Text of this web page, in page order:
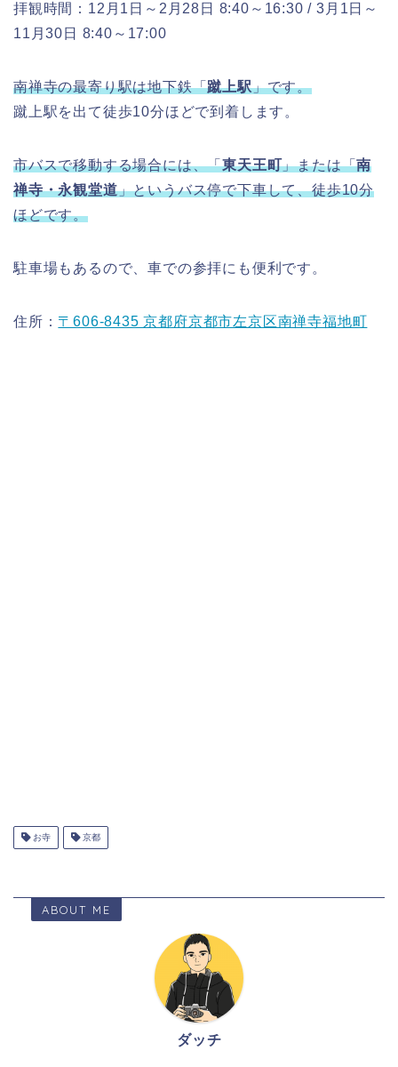
拝観時間：12月1日～2月28日 8:40～16:30 / 3月1日～
11月30日 8:40～17:00
南禅寺の最寄り駅は地下鉄「蹴上駅」です。
蹴上駅を出て徒歩10分ほどで到着します。
市バスで移動する場合には、「東天王町」または「南
禅寺・永観堂道」というバス停で下車して、徒歩10分
ほどです。
駐車場もあるので、車での参拝にも便利です。
住所： 〒606-8435 京都府京都市左京区南禅寺福地町
お寺 京都
ABOUT ME
ダッチ